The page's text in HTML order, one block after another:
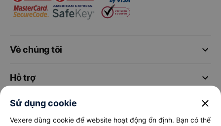
keyboard_arrow_down
Về chúng tôi
keyboard_arrow_down
Hỗ trợ
keyboard_arrow_down
Trở thành đối tác
Sử dụng cookie close
Vexere dùng cookie để website hoạt động ổn định. Bạn có thể